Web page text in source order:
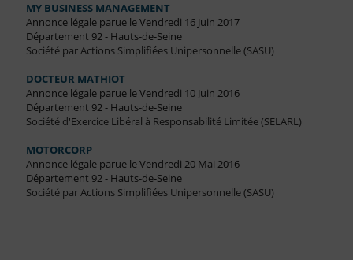
MY BUSINESS MANAGEMENT
Annonce légale parue le Vendredi 16 Juin 2017
Département 92 - Hauts-de-Seine
Société par Actions Simplifiées Unipersonnelle (SASU)
DOCTEUR MATHIOT
Annonce légale parue le Vendredi 10 Juin 2016
Département 92 - Hauts-de-Seine
Société d'Exercice Libéral à Responsabilité Limitée (SELARL)
MOTORCORP
Annonce légale parue le Vendredi 20 Mai 2016
Département 92 - Hauts-de-Seine
Société par Actions Simplifiées Unipersonnelle (SASU)